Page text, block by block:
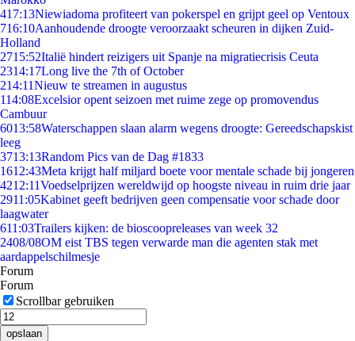
417:13Niewiadoma profiteert van pokerspel en grijpt geel op Ventoux
716:10Aanhoudende droogte veroorzaakt scheuren in dijken Zuid-
Holland
2715:52Italië hindert reizigers uit Spanje na migratiecrisis Ceuta
2314:17Long live the 7th of October
214:11Nieuw te streamen in augustus
114:08Excelsior opent seizoen met ruime zege op promovendus
Cambuur
6013:58Waterschappen slaan alarm wegens droogte: Gereedschapskist
leeg
3713:13Random Pics van de Dag #1833
1612:43Meta krijgt half miljard boete voor mentale schade bij jongeren
4212:11Voedselprijzen wereldwijd op hoogste niveau in ruim drie jaar
2911:05Kabinet geeft bedrijven geen compensatie voor schade door
laagwater
611:03Trailers kijken: de bioscoopreleases van week 32
2408/08OM eist TBS tegen verwarde man die agenten stak met
aardappelschilmesje
Forum
Forum
Scrollbar gebruiken
opslaan